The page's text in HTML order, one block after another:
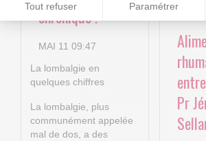
Tout refuser Paramétrer
Axeptio consent
Plateforme de Gestion du Consentement
Notre plateforme vous permet d'adapter
chronique !
MAI 11 09:47
La lombalgie en
quelques chiffres
La lombalgie, plus
communément appelée
mal de dos, a des
Pr